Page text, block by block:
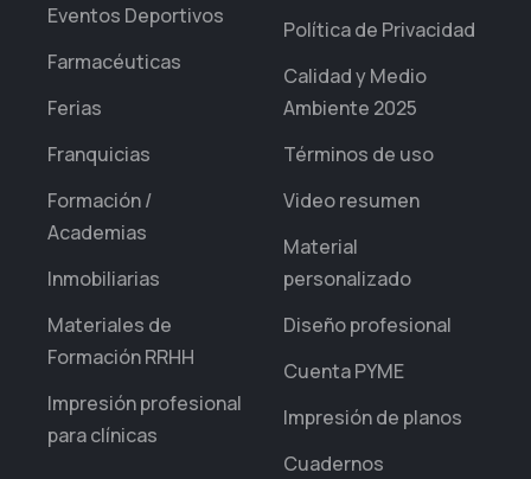
Eventos Deportivos
Farmacéuticas
Ferias
Franquicias
Formación /
Academias
Inmobiliarias
Materiales de
Formación RRHH
Impresión profesional
para clínicas
Política de Privacidad
Calidad y Medio
Ambiente 2025
Términos de uso
Video resumen
Material
personalizado
Diseño profesional
Cuenta PYME
Impresión de planos
Cuadernos